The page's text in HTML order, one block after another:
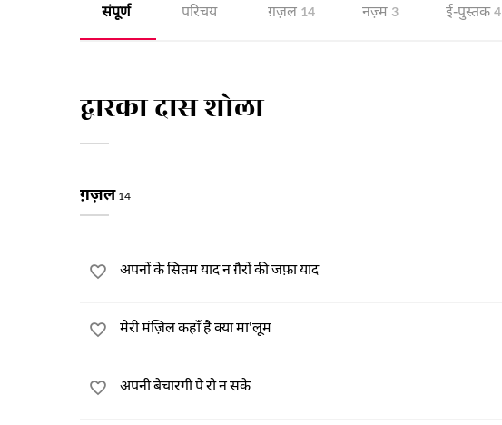
संपूर्ण परिचय ग़ज़ल 14 नज़्म 3 ई-पुस्तक 4
द्वारका दास शोला
ग़ज़ल 14
अपनों के सितम याद न ग़ैरों की जफ़ा याद
मेरी मंज़िल कहाँ है क्या मा'लूम
अपनी बेचारगी पे रो न सके